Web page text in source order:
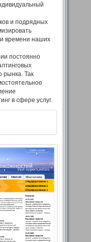
и подрядных
времени наших
постоянно
рынка. Так
в сфере услуг.